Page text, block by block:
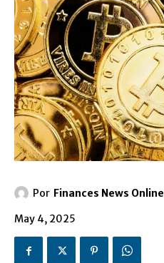
Por Finances News Online
May 4, 2025